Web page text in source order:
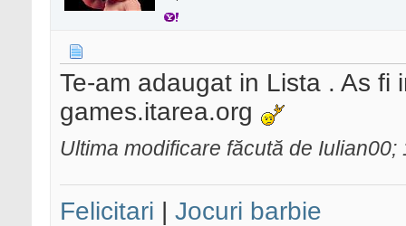
Te-am adaugat in Lista . As fi
games.itarea.org
Ultima modificare făcută de
Felicitari Jocuri barbie